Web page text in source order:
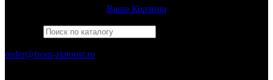
Ваша Корзина
order@from-zlatoust.ru